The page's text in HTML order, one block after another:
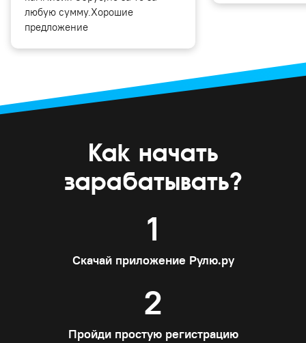
любую сумму.Хорошие
предложение
Как начать
зарабатывать?
1
Скачай приложение Рулю.ру
2
Пройди простую регистрацию